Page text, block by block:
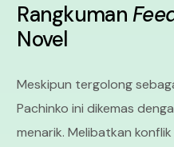
Rangkuman
Novel
Meskipun tergolong
Pachinko ini dikemas
menarik. Melibatkan